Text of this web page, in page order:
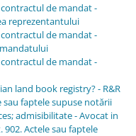
de mandat -
reprezentantului
de mandat -
de mandat -
land book registry? - R&R
sau faptele supuse notării
admisibilitate - Avocat in
902. Actele sau faptele